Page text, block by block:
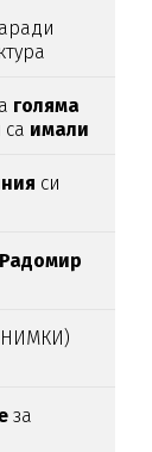
голяма
са имали
си
Радомир
за